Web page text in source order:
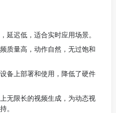
延迟低，适合实时应用场景。
频质量高，动作自然，无过饱和
设备上部署和使用，降低了硬件
上无限长的视频生成，为动态视
。